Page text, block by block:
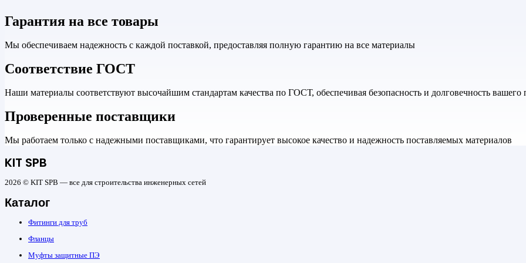
Гарантия на все товары
Мы обеспечиваем надежность с каждой поставкой, предоставляя полную гарантию на все материалы
Соответствие ГОСТ
Наши материалы соответствуют высочайшим стандартам качества по ГОСТ, обеспечивая безопасность и долговечность вашего
Проверенные поставщики
Мы работаем только с надежными поставщиками, что гарантирует высокое качество и надежность поставляемых материалов
KIT SPB
2026 © KIT SPB — все для строительства инженерных сетей
Каталог
Фитинги для труб
Фланцы
Муфты защитные ПЭ